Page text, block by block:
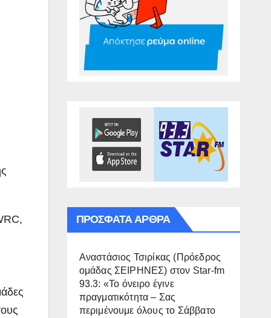
ΠΡΌΣΦΑΤΑ ΆΡΘΡΑ
Αναστάσιος Τσιρίκας (Πρόεδρος
ομάδας ΣΕΙΡΗΝΕΣ) στον Star-fm
93.3: «Το όνειρο έγινε
πραγματικότητα – Σας
περιμένουμε όλους το Σάββατο